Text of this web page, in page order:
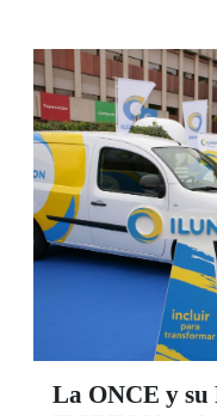
personas que no
tecnologías
dispositivos
La ONCE y su